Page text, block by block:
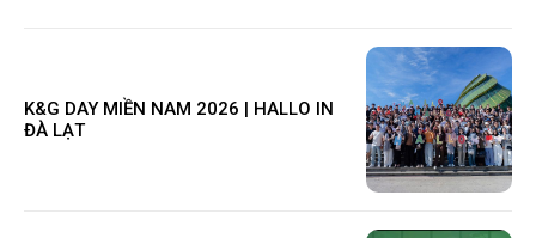
K&G DAY MIỀN NAM 2026 | HALLO IN
ĐÀ LẠT